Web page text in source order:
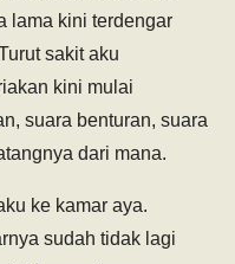
lama kini terdengar
sakit aku
kini mulai
suara benturan, suara
dari mana.
ke kamar aya.
sudah tidak lagi